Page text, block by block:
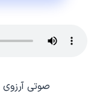
صوتی آرزوی